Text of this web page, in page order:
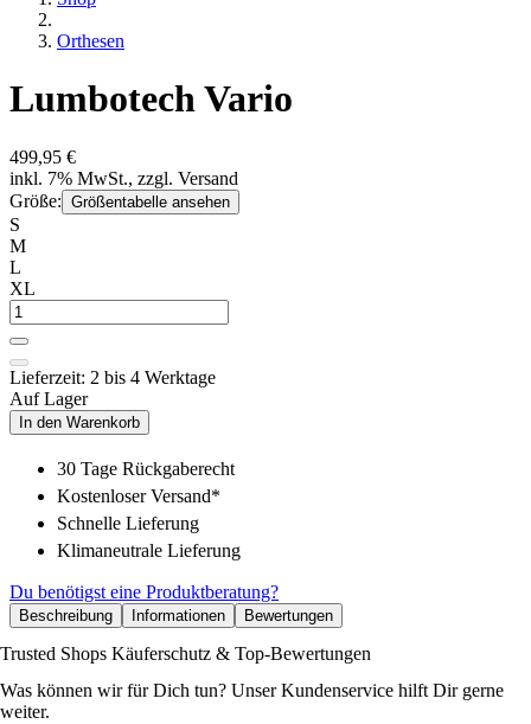
Orthesen
Lumbotech Vario
499,95 €
inkl. 7% MwSt., zzgl. Versand
Größe: Größentabelle ansehen
S
M
L
XL
Lieferzeit: 2 bis 4 Werktage
Auf Lager
In den Warenkorb
30 Tage Rückgaberecht
Kostenloser Versand*
Schnelle Lieferung
Klimaneutrale Lieferung
Du benötigst eine Produktberatung?
Beschreibung Informationen Bewertungen
Trusted Shops Käuferschutz & Top-Bewertungen
Was können wir für Dich tun? Unser Kundenservice hilft Dir gerne
weiter.